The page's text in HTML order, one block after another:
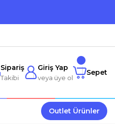
Sipariş
Takibi
Giriş Yap
veya üye ol
Sepet
Outlet Ürünler